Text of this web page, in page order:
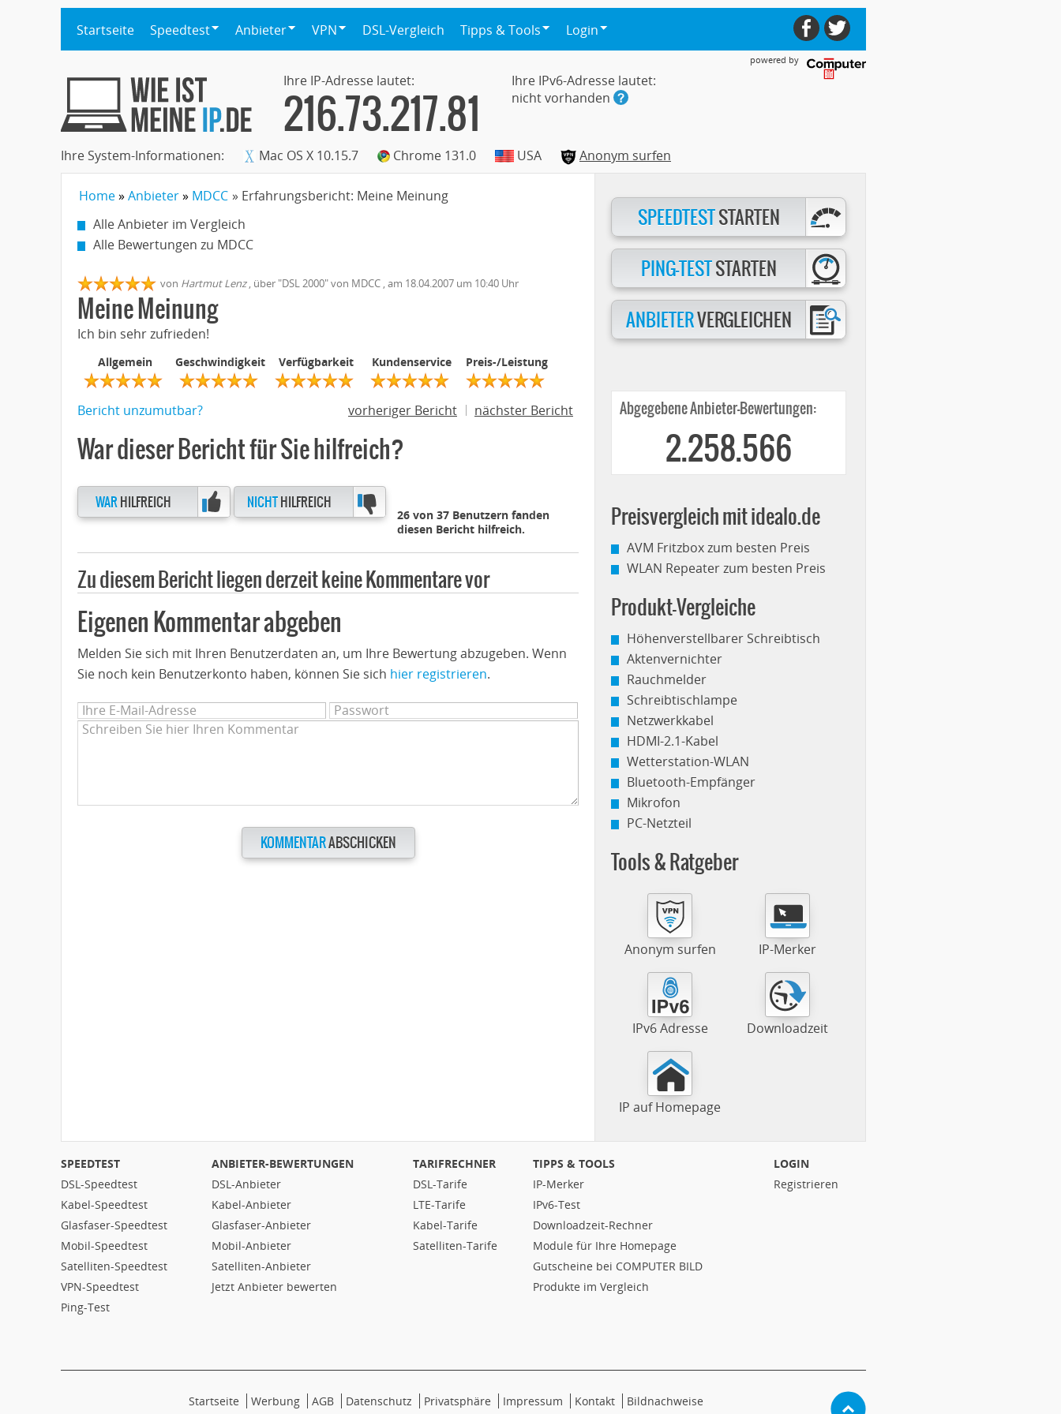
Startseite Speedtest Anbieter VPN DSL-Vergleich Tipps & Tools Login
powered by
Ihre IP-Adresse lautet:
216.73.217.81
Ihre IPv6-Adresse lautet:
nicht vorhanden
Ihre System-Informationen: Mac OS X 10.15.7 Chrome 131.0 USA Anonym surfen
Home Anbieter MDCC » Erfahrungsbericht: Meine Meinung
Alle Anbieter im Vergleich
Alle Bewertungen zu MDCC
von Hartmut Lenz, über "DSL 2000" von MDCC , am 18.04.2007 um 10:40 Uhr
Meine Meinung
Ich bin sehr zufrieden!
Allgemein Geschwindigkeit Verfügbarkeit Kundenservice Preis-/Leistung
Bericht unzumutbar? vorheriger Bericht nächster Bericht
War dieser Bericht für Sie hilfreich?
WAR HILFREICH NICHTHILFREICH
26 von 37 Benutzern fanden
diesen Bericht hilfreich.
Zu diesem Bericht liegen derzeit keine Kommentare vor
Eigenen Kommentar abgeben
Melden Sie sich mit Ihren Benutzerdaten an, um Ihre Bewertung abzugeben. Wenn
Sie noch kein Benutzerkonto haben, können Sie sich hier registrieren.
KOMMENTARABSCHICKEN
SPEEDTESTSTARTEN
PING-TESTSTARTEN
ANBIETERVERGLEICHEN
Abgegebene Anbieter-Bewertungen:
2.258.566
Preisvergleich mit idealo.de
AVM Fritzbox zum besten Preis
WLAN Repeater zum besten Preis
Produkt-Vergleiche
Höhenverstellbarer Schreibtisch
Aktenvernichter
Rauchmelder
Schreibtischlampe
Netzwerkkabel
HDMI-2.1-Kabel
Wetterstation-WLAN
Bluetooth-Empfänger
Mikrofon
PC-Netzteil
Tools & Ratgeber
Anonym surfen IP-Merker
IPv6 Adresse Downloadzeit
IP auf Homepage
SPEEDTEST
DSL-Speedtest
Kabel-Speedtest
Glasfaser-Speedtest
Mobil-Speedtest
Satelliten-Speedtest
VPN-Speedtest
Ping-Test
ANBIETER-BEWERTUNGEN
DSL-Anbieter
Kabel-Anbieter
Glasfaser-Anbieter
Mobil-Anbieter
Satelliten-Anbieter
Jetzt Anbieter bewerten
TARIFRECHNER
DSL-Tarife
LTE-Tarife
Kabel-Tarife
Satelliten-Tarife
TIPPS & TOOLS
IP-Merker
IPv6-Test
Downloadzeit-Rechner
Module für Ihre Homepage
Gutscheine bei COMPUTER BILD
Produkte im Vergleich
LOGIN
Registrieren
Startseite Werbung AGB Datenschutz Privatsphäre Impressum Kontakt Bildnachweise